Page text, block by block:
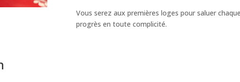
Vous serez aux premières loges pour saluer chaque
progrès en toute complicité.